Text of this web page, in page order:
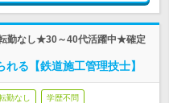
勤なし★30～40代活躍中★確定
る【鉄道施工管理技士】
勤なし 学歴不問